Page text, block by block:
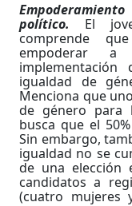
político. El
comprende
empoderar
igualdad de
Menciona que
de género para
busca que el
Sin embargo,
igualdad no se
de una elección
candidatos a
(cuatro mujeres